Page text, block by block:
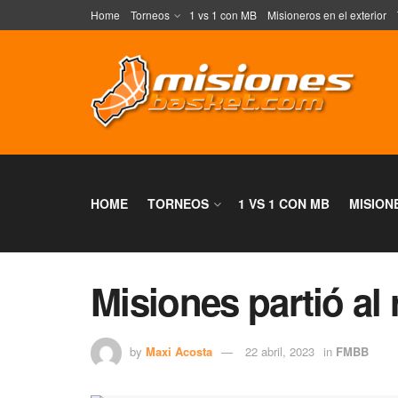
Home Torneos 1 vs 1 con MB Misioneros en el exterior
HOME TORNEOS 1 VS 1 CON MB
Misiones partió al
by Maxi Acosta 22 abril, 2023 in FMBB